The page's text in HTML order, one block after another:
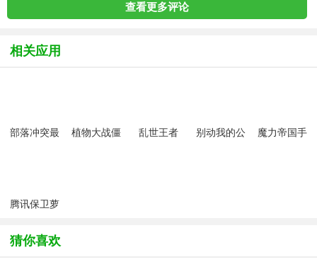
查看更多评论
相关应用
部落冲突最
植物大战僵
乱世王者
别动我的公
魔力帝国手
腾讯保卫萝
猜你喜欢